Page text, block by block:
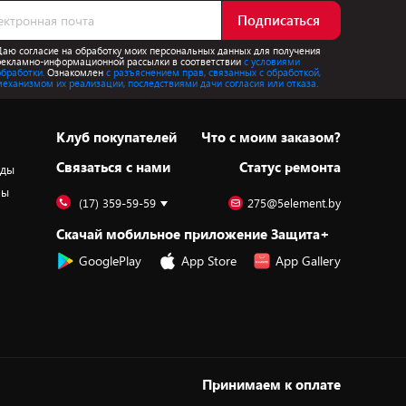
Подписаться
согласие на обработку моих персональных данных для получения
информационной рассылки в соответствиис условиями
Ознакомлен с разъяснением прав, связанных с обработкой,
их реализации, последствиями дачи согласия или отказа.
Клуб покупателей
Cвязаться с нами
Что с моим заказом?
Статус ремонта
(17) 359-59-59 275@5element.by
Скачай мобильное приложение Защита+
GooglePlay App Store App Gallery
Принимаем к оплате